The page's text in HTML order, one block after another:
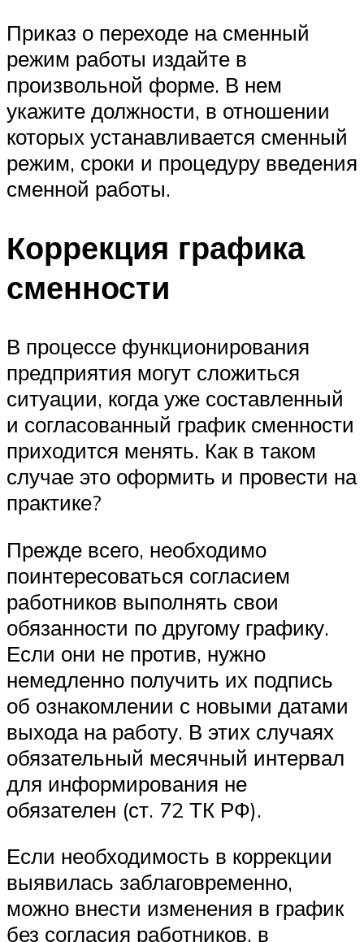
Приказ о переходе на сменный
режим работы издайте в
произвольной форме. В нем
укажите должности, в отношении
которых устанавливается сменный
режим, сроки и процедуру введения
сменной работы.
Коррекция графика
сменности
В процессе функционирования
предприятия могут сложиться
ситуации, когда уже составленный
и согласованный график сменности
приходится менять. Как в таком
случае это оформить и провести на
практике?
Прежде всего, необходимо
поинтересоваться согласием
работников выполнять свои
обязанности по другому графику.
Если они не против, нужно
немедленно получить их подпись
об ознакомлении с новыми датами
выхода на работу. В этих случаях
обязательный месячный интервал
для информирования не
обязателен (ст. 72 ТК РФ).
Если необходимость в коррекции
выявилась заблаговременно,
можно внести изменения в график
без согласия работников, в